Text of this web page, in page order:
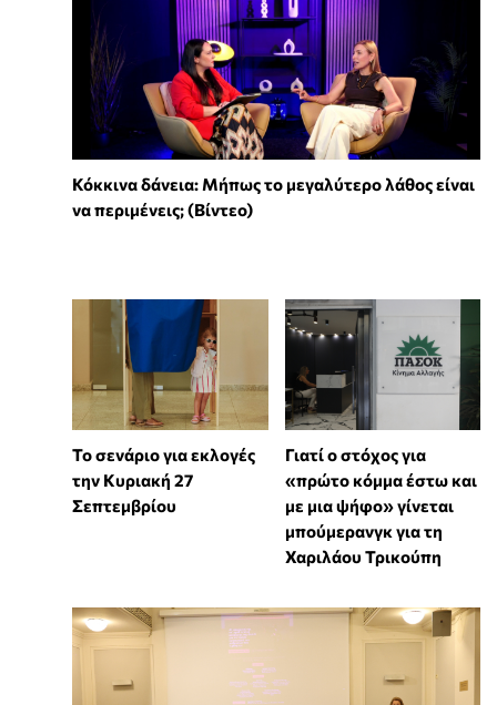
Κόκκινα δάνεια: Μήπως το μεγαλύτερο λάθος είναι
να περιμένεις; (Βίντεο)
Το σενάριο για εκλογές
την Κυριακή 27
Σεπτεμβρίου
Γιατί ο στόχος για
«πρώτο κόμμα έστω και
με μια ψήφο» γίνεται
μπούμερανγκ για τη
Χαριλάου Τρικούπη